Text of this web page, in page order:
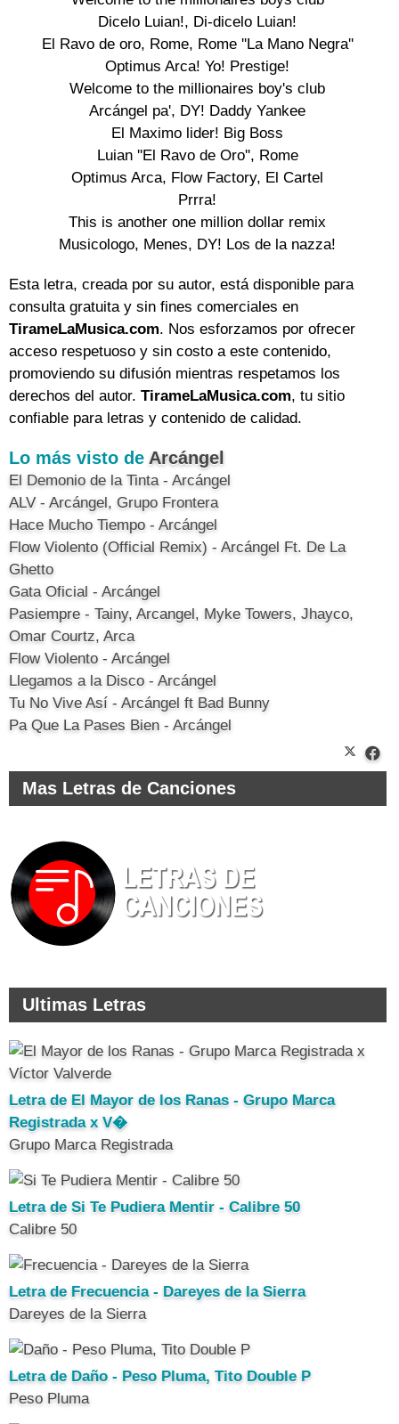
Dicelo Luian!, Di-dicelo Luian!
El Ravo de oro, Rome, Rome ''La Mano Negra''
Optimus Arca! Yo! Prestige!
Welcome to the millionaires boy's club
Arcángel pa', DY! Daddy Yankee
El Maximo lider! Big Boss
Luian ''El Ravo de Oro'', Rome
Optimus Arca, Flow Factory, El Cartel
Prrra!
This is another one million dollar remix
Musicologo, Menes, DY! Los de la nazza!
Esta letra, creada por su autor, está disponible para
consulta gratuita y sin fines comerciales en
TirameLaMusica.com. Nos esforzamos por ofrecer
acceso respetuoso y sin costo a este contenido,
promoviendo su difusión mientras respetamos los
derechos del autor. TirameLaMusica.com, tu sitio
confiable para letras y contenido de calidad.
Lo más visto de Arcángel
El Demonio de la Tinta - Arcángel
ALV - Arcángel, Grupo Frontera
Hace Mucho Tiempo - Arcángel
Flow Violento (Official Remix) - Arcángel Ft. De La
Ghetto
Gata Oficial - Arcángel
Pasiempre - Tainy, Arcangel, Myke Towers, Jhayco,
Omar Courtz, Arca
Flow Violento - Arcángel
Llegamos a la Disco - Arcángel
Tu No Vive Así - Arcángel ft Bad Bunny
Pa Que La Pases Bien - Arcángel
Mas Letras de Canciones
Ultimas Letras
Letra de El Mayor de los Ranas - Grupo Marca
Registrada x V�
Grupo Marca Registrada
Letra de Si Te Pudiera Mentir - Calibre 50
Calibre 50
Letra de Frecuencia - Dareyes de la Sierra
Dareyes de la Sierra
Letra de Daño - Peso Pluma, Tito Double P
Peso Pluma